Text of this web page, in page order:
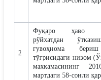
2
Фуқаро ҳаво
рўйхатдан
гувоҳнома
тўғрисидаги низом
махкамасининг
мартдаги 58-сонли